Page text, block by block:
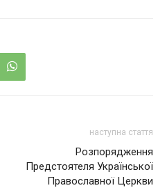
наступна стаття
Розпорядження
Предстоятеля Української
Православної Церкви